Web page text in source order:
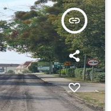
insert_link